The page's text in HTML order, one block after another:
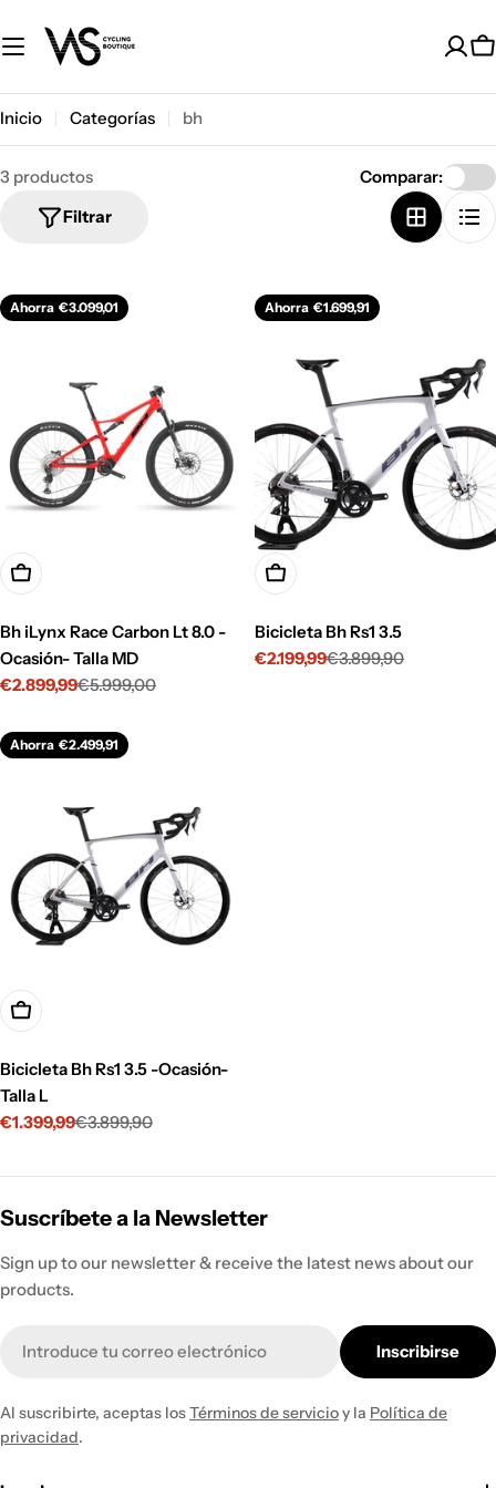
al
contenido
Inicio Categorías bh
3 productos
Filtrar
Comparar:
Ahorra €3.099,01
Añadir A La Cesta
Bh iLynx Race Carbon Lt 8.0 -
Ocasión- Talla MD
Precio
venta
€2.899,99
Precio
€5.999,00
Ahorra €1.699,91
Opciones
Bicicleta Bh Rs1 3.5
Precio
€2.199,99
Precio
€3.899,90
Ahorra €2.499,91
Añadir A La Cesta
Bicicleta Bh Rs1 3.5 -Ocasión-
Talla L
Precio
venta
€1.399,99
Precio
€3.899,90
Suscríbete a la Newsletter
Sign up to our newsletter & receive the latest news about our
products.
electrónico
Inscribirse
Al suscribirte, aceptas losTérminos de servicioy la Política de
privacidad.